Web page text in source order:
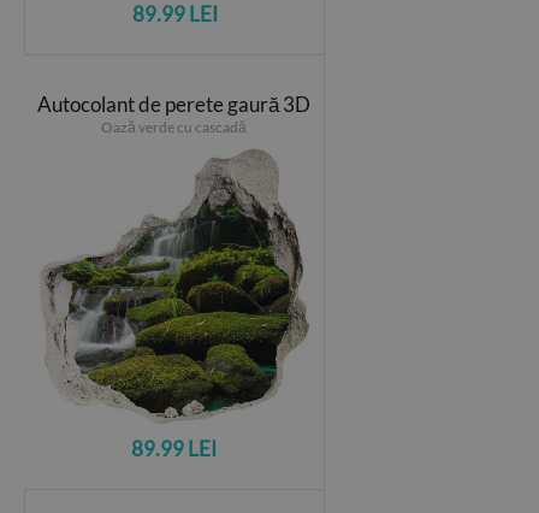
89.99 LEI
Autocolant de perete gaură 3D
Oază verde cu cascadă
89.99 LEI